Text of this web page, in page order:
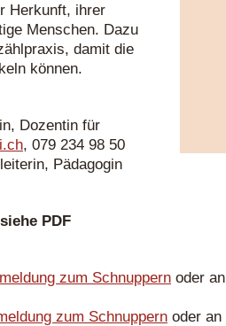
Herkunft, ihrer
Menschen. Dazu
damit die
können.
Dozentin für
, 079 234 98 50
Pädagogin
PDF
zum Schnuppern oder an
zum Schnuppern oder an